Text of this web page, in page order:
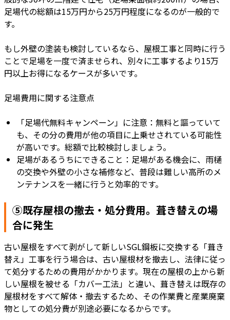
足場代の総額は15万円から25万円程度になるのが一般的で
す。
もし外壁の塗装も検討しているなら、屋根工事と同時に行う
ことで足場を一度で済ませられ、別々に工事するより15万
円以上お得になるケースが多いです。
足場費用に関する注意点
「足場代無料キャンペーン」に注意：無料と謳っていて
も、その分の費用が他の項目に上乗せされている可能性
が高いです。総額で比較検討しましょう。
足場があるうちにできること：足場がある機会に、雨樋
の交換や外壁の小さな補修など、普段は難しい高所のメ
ンテナンスを一緒に行うと効率的です。
⑤既存屋根の撤去・処分費用。葺き替えの場
合に発生
古い屋根をすべて剥がして新しいSGL鋼板に交換する「葺き
替え」工事を行う場合は、古い屋根材を撤去し、法律に従っ
て処分するための費用がかかります。現在の屋根の上から新
しい屋根を被せる「カバー工法」と違い、葺き替えは既存の
屋根材をすべて解体・撤去するため、その作業費と産業廃棄
物としての処分費が別途必要になるからです。